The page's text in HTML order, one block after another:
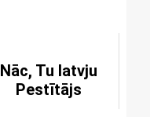
Nāc, Tu latvju
Pestītājs